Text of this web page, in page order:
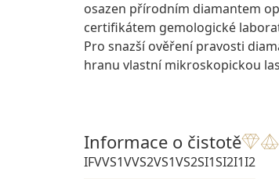
osazen přírodním diamantem
certifikátem gemologické
Pro snazší ověření pravosti
hranu vlastní mikroskopickou
Informace o čistotě
IFVVS1VVS2VS1VS2SI1SI2I1I2